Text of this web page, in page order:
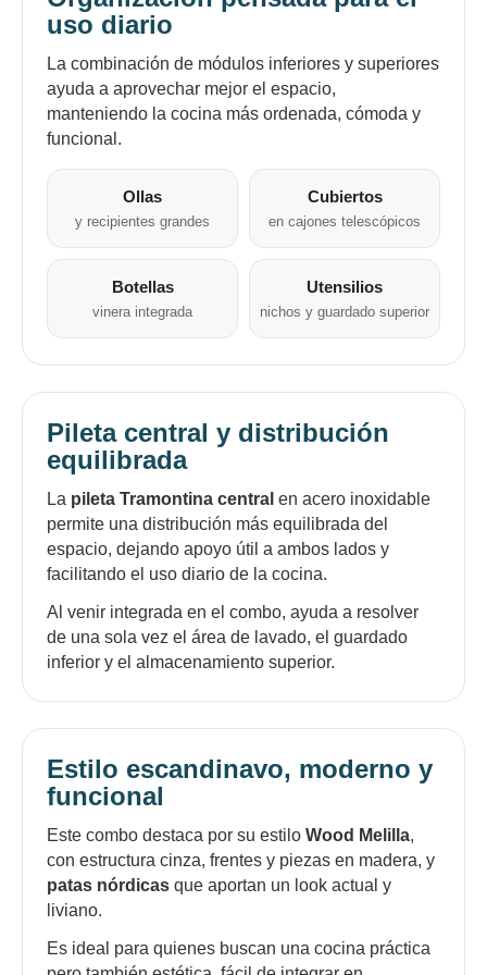
uso diario
La combinación de módulos inferiores y superiores
ayuda a aprovechar mejor el espacio,
manteniendo la cocina más ordenada, cómoda y
funcional.
Ollas
y recipientes grandes
Cubiertos
en cajones telescópicos
Botellas
vinera integrada
Utensilios
nichos y guardado superior
Pileta central y distribución
equilibrada
La pileta Tramontina central en acero inoxidable
permite una distribución más equilibrada del
espacio, dejando apoyo útil a ambos lados y
facilitando el uso diario de la cocina.
Al venir integrada en el combo, ayuda a resolver
de una sola vez el área de lavado, el guardado
inferior y el almacenamiento superior.
Estilo escandinavo, moderno y
funcional
Este combo destaca por su estilo Wood Melilla,
con estructura cinza, frentes y piezas en madera, y
patas nórdicas que aportan un look actual y
liviano.
Es ideal para quienes buscan una cocina práctica
Celular
Fecha de nacimiento
Día
¡Tenés hasta
para comprar en las cuotas que
Elegí tus productos preferidos
Elegí Pago Después como metodo de pago
* sujeto a aprobación crediticia. El monto disponible
el inconveniente, por cualquier duda
preguntas@pagodespues.com.uy
Por favor intenta nuevamente mas tarde.